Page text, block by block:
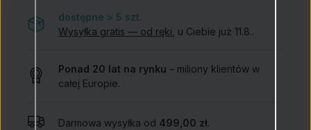
dostępne > 5 szt.
Wysyłka gratis — od ręki , u Ciebie już 11.8..
Ponad 20 lat na rynku – miliony klientów w
całej Europie.
Darmowa wysyłka od 499,00 zł.